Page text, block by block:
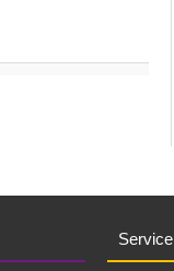
Service